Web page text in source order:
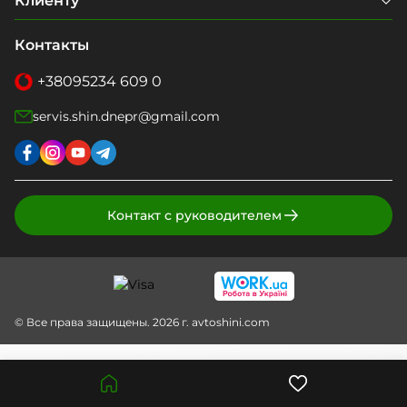
Контакты
+38095234 609 0
servis.shin.dnepr@gmail.com
Контакт с руководителем
© Все права защищены. 2026 г. avtoshini.com